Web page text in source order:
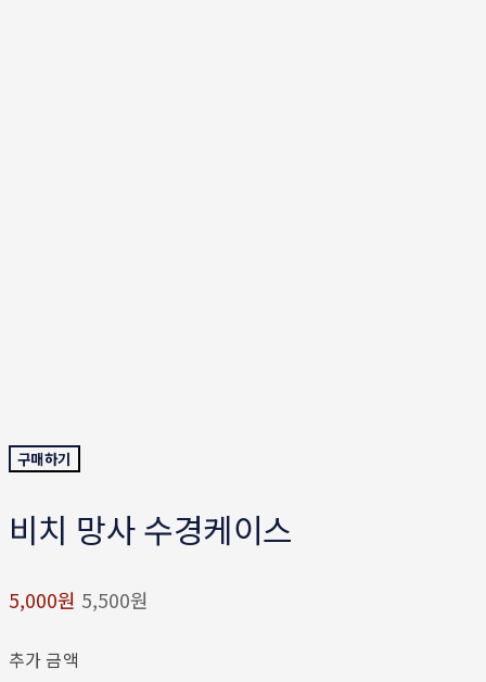
구매하기
비치 망사 수경케이스
5,000원 5,500원
추가 금액